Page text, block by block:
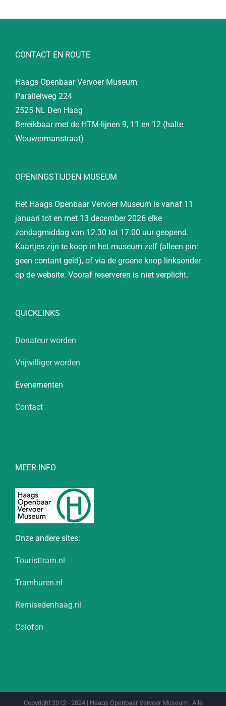
CONTACT EN ROUTE
Haags Openbaar Vervoer Museum
Parallelweg 224
2525 NL Den Haag
Bereikbaar met de HTM-lijnen 9, 11 en 12 (halte
Wouwermanstraat)
OPENINGSTIJDEN MUSEUM
Het Haags Openbaar Vervoer Museum is vanaf 11
januari tot en met 13 december 2026 elke
zondagmiddag van 12.30 tot 17.00 uur geopend.
Kaartjes zijn te koop in het museum zelf (alleen pin:
geen contant geld), of via de groene knop linksonder
op de website. Vooraf reserveren is niet verplicht.
QUICKLINKS
Donateur worden
Vrijwilliger worden
Evenementen
Contact
MEER INFO
Onze andere sites:
Touristtram.nl
Tramhuren.nl
Remisedenhaag.nl
Colofon
Copyright 2012 - 2024 | Haags Openbaar Vervoer Museum | Alle